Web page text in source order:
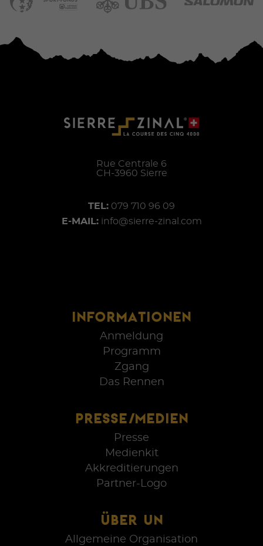
INFORMATIONEN
Anmeldung
Programm
Zgang
Das Rennen
PRESSE/MEDIEN
Presse
Medienkit
Akkreditierungen
Partner-Logo
ÜBER UN
Allgemeine Organisation
Rue Centrale 6
CH-3960 Sierre
TEL: 079 710 96 09
E-MAIL: info@sierre-zinal.com